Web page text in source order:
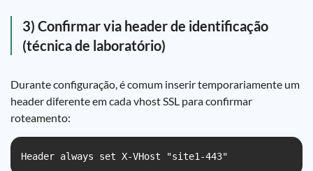
3) Confirmar via header de identificação
(técnica de laboratório)
Durante configuração, é comum inserir temporariamente um
header diferente em cada vhost SSL para confirmar
roteamento:
Header always set X-VHost "site1-443"